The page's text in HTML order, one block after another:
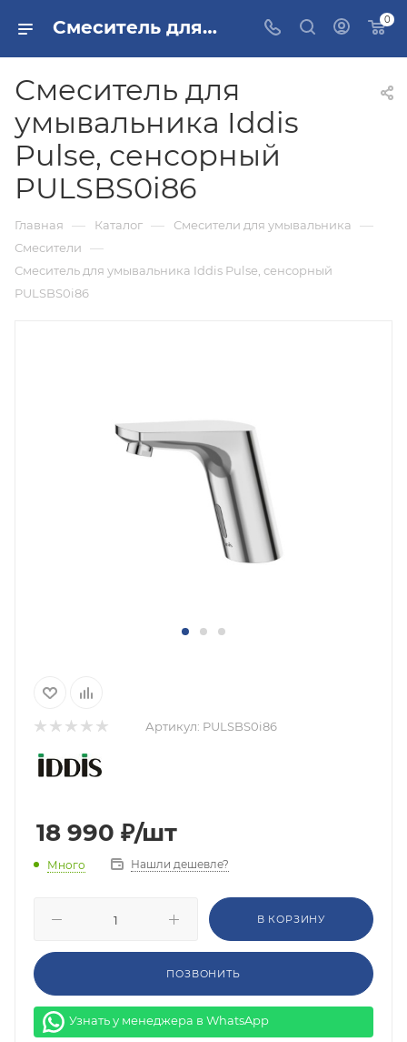
Смеситель для умывальника Iddis Pulse, сенсорный PULSBS0i86 купить в Москве 0
Смеситель для
умывальника Iddis
Pulse, сенсорный
PULSBS0i86
Главная — Каталог — Смесители для умывальника —
Смесители —
Смеситель для умывальника Iddis Pulse, сенсорный
PULSBS0i86
Артикул: PULSBS0i86
18 990 ₽/шт
Много Нашли дешевле?
В КОРЗИНУ
ПОЗВОНИТЬ
Узнать у менеджера в WhatsApp